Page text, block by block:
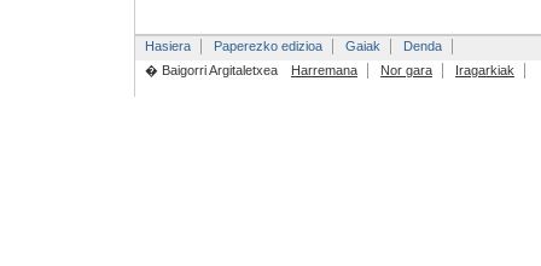
Hasiera Paperezko edizioa Gaiak
Denda
� Baigorri Argitaletxea
Harremana Nor gara Iragarkiak